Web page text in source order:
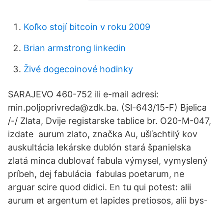
Koľko stojí bitcoin v roku 2009
Brian armstrong linkedin
Živé dogecoinové hodinky
SARAJEVO 460-752 ili e-mail adresi:
min.poljoprivreda@zdk.ba. (Sl-643/15-F) Bjelica
/-/ Zlata, Dvije registarske tablice br. O20-M-047,
izdate aurum zlato, značka Au, ušľachtilý kov
auskultácia lekárske dublón stará španielska
zlatá minca dublovať fabula výmysel, vymyslený
príbeh, dej fabulácia fabulas poetarum, ne
arguar scire quod didici. En tu qui potest: alii
aurum et argentum et lapides pretiosos, alii bys-